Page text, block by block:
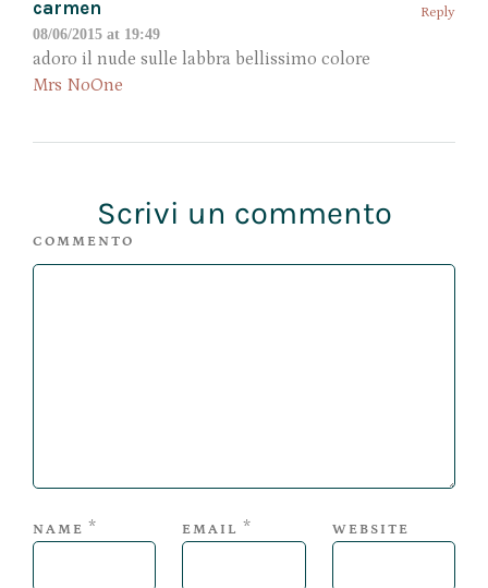
carmen
08/06/2015 at 19:49
Reply
adoro il nude sulle labbra bellissimo colore
Mrs NoOne
Scrivi un commento
COMMENTO
NAME * EMAIL * WEBSITE